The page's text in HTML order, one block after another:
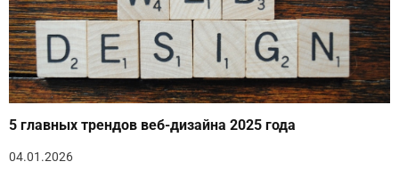
5 главных трендов веб-дизайна 2025 года
04.01.2026